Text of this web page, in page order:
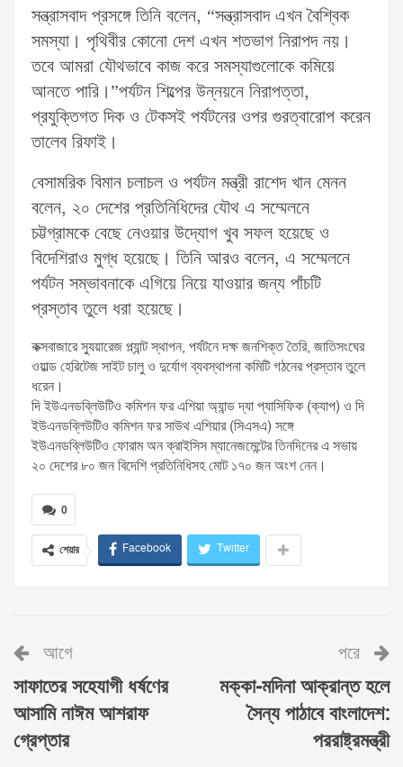
সন্ত্রাসবাদ প্রসঙ্গে তিনি বলেন, “সন্ত্রাসবাদ এখন বৈশ্বিক
সমস্যা। পৃথিবীর কোনো দেশ এখন শতভাগ নিরাপদ নয়।
তবে আমরা যৌথভাবে কাজ করে সমস্যাগুলোকে কমিয়ে
আনতে পারি।”পর্যটন শিল্পের উন্নয়নে নিরাপত্তা,
প্রযুক্তিগত দিক ও টেকসই পর্যটনের ওপর গুরত্বারোপ করেন
তালেব রিফাই।
বেসামরিক বিমান চলাচল ও পর্যটন মন্ত্রী রাশেদ খান মেনন
বলেন, ২০ দেশের প্রতিনিধিদের যৌথ এ সম্মেলনে
চট্টগ্রামকে বেছে নেওয়ার উদ্যোগ খুব সফল হয়েছে ও
বিদেশিরাও মুগ্ধ হয়েছে। তিনি আরও বলেন, এ সম্মেলনে
পর্যটন সম্ভাবনাকে এগিয়ে নিয়ে যাওয়ার জন্য পাঁচটি
প্রস্তাব তুলে ধরা হয়েছে।
কক্সবাজারে স্যুয়ারেজ প্ল্যান্ট স্থাপন, পর্যটনে দক্ষ জনশিক্ত তৈরি, জাতিসংঘের
ওয়াল্ড হেরিটেজ সাইট চালু ও দুর্যোগ ব্যবস্থাপনা কমিটি গঠনের প্রস্তাব তুলে
ধরেন।
দি ইউএনডব্লিউটিও কমিশন ফর এশিয়া অ্যান্ড দ্যা প্যাসিফিক (ক্যাপ) ও দি
ইউএনডব্লিউটিও কমিশন ফর সাউথ এশিয়ার (সিএসএ) সঙ্গে
ইউএনডব্লিউটিও ফোরাম অন ক্রাইসিস ম্যানেজমেন্টের তিনদিনের এ সভায়
২০ দেশের ৮০ জন বিদেশি প্রতিনিধিসহ মোট ১৭০ জন অংশ নেন।
0
শেয়ার Facebook Twitter
আগে
সাফাতের সহেযাগী ধর্ষণের
আসামি নাঈম আশরাফ
গ্রেপ্তার
পরে
মক্কা-মদিনা আক্রান্ত হলে
সৈন্য পাঠাবে বাংলাদেশ:
পররাষ্ট্রমন্ত্রী